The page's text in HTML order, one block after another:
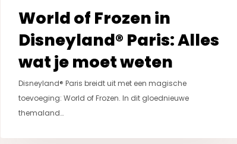
World of Frozen in
Disneyland® Paris: Alles
wat je moet weten
Disneyland® Paris breidt uit met een magische
toevoeging: World of Frozen. In dit gloednieuwe
themaland…